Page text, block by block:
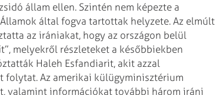
zsidó állam ellen. Szintén nem képezte a
Államok által fogva tartottak helyzete. Az elmúlt
az irániakat, hogy az országon belül
melyekről részleteket a későbbiekben
Haleh Esfandiarit, akit azzal
folytat. Az amerikai külügyminisztérium
valamint információkat további három iráni